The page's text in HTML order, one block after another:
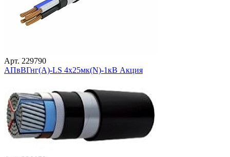
Арт. 229790
АПвВГнг(А)-LS 4х25мк(N)-1кВ Акция